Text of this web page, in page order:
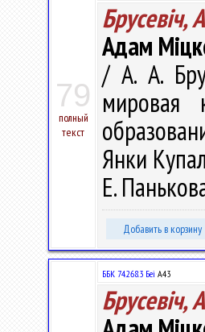
79
полный
текст
Брусевіч,
Адам
/ А. А.
мировая
Янки
Е.
Добавить в корзину
ББК 74.268.3 Беі А43
Брусевіч,